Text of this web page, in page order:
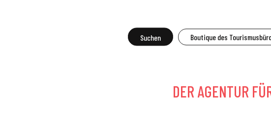
Boutique des
Suche
DER AGENTUR